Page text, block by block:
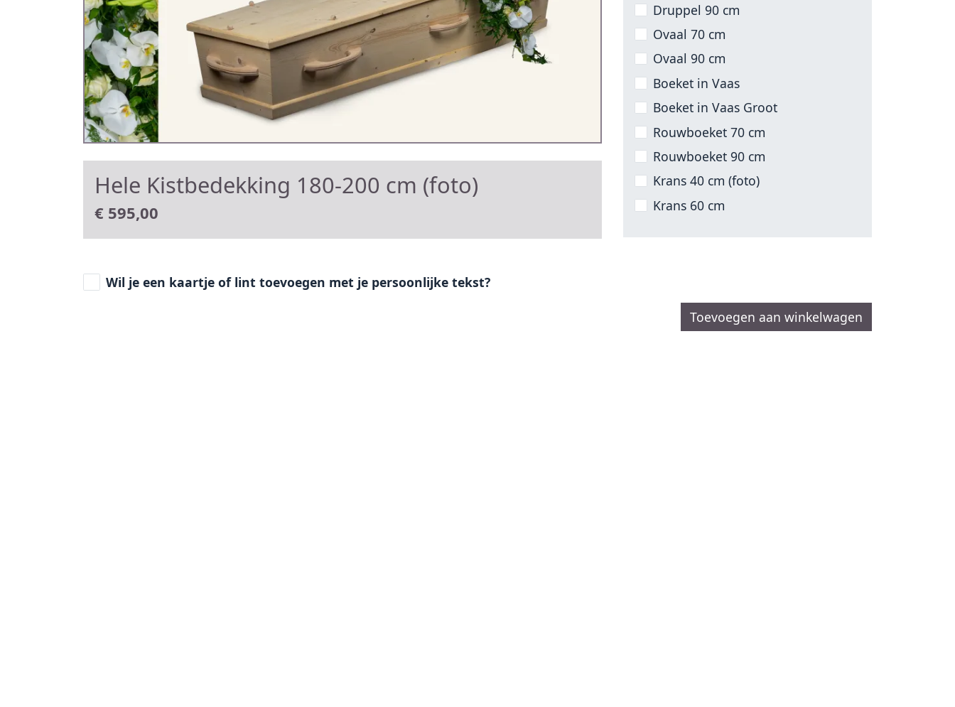
Hele Kistbedekking 180-200 cm (foto)
€ 595,00
Druppel 90 cm
Ovaal 70 cm
Ovaal 90 cm
Boeket in Vaas
Boeket in Vaas Groot
Rouwboeket 70 cm
Rouwboeket 90 cm
Krans 40 cm (foto)
Krans 60 cm
Wil je een kaartje of lint toevoegen met je persoonlijke tekst?
Toevoegen aan winkelwagen